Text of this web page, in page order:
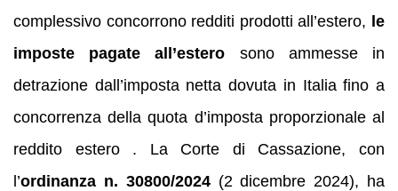
complessivo concorrono redditi prodotti all’estero, le
imposte pagate all’estero sono ammesse in
detrazione dall’imposta netta dovuta in Italia fino a
concorrenza della quota d’imposta proporzionale al
reddito estero . La Corte di Cassazione, con
l’ordinanza n. 30800/2024(2 dicembre 2024), ha